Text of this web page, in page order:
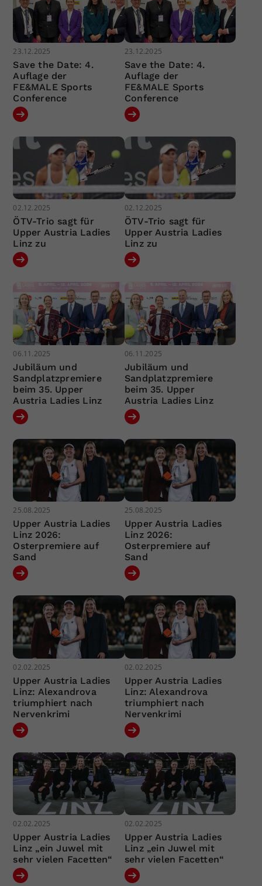
23.12.2025
Save the Date: 4.
Auflage der
FE&MALE Sports
Conference
23.12.2025
Save the Date: 4.
Auflage der
FE&MALE Sports
Conference
02.12.2025
ÖTV-Trio sagt für
Upper Austria Ladies
Linz zu
02.12.2025
ÖTV-Trio sagt für
Upper Austria Ladies
Linz zu
06.11.2025
Jubiläum und
Sandplatzpremiere
beim 35. Upper
Austria Ladies Linz
06.11.2025
Jubiläum und
Sandplatzpremiere
beim 35. Upper
Austria Ladies Linz
25.08.2025
Upper Austria Ladies
Linz 2026:
Osterpremiere auf
Sand
25.08.2025
Upper Austria Ladies
Linz 2026:
Osterpremiere auf
Sand
02.02.2025
Upper Austria Ladies
Linz: Alexandrova
triumphiert nach
Nervenkrimi
02.02.2025
Upper Austria Ladies
Linz: Alexandrova
triumphiert nach
Nervenkrimi
02.02.2025
Upper Austria Ladies
Linz „ein Juwel mit
sehr vielen Facetten“
02.02.2025
Upper Austria Ladies
Linz „ein Juwel mit
sehr vielen Facetten“